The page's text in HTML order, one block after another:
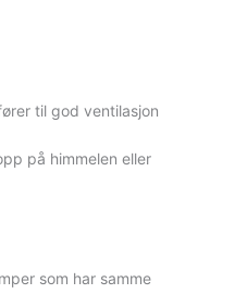
til god ventilasjon
på himmelen eller
som har samme